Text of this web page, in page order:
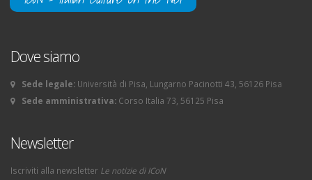
Dove siamo
Sede legale: Università di Pisa, Lungarno Pacinotti 43, 56126 Pisa
Sede amministrativa: Corso Italia 73, 56125 Pisa
Newsletter
Iscriviti alla newsletter Le notizie di ICoN